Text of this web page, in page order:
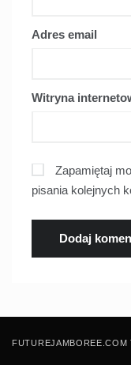
Adres email
Witryna
Zapamiętaj
pisania kolejnych
FUTUREJAMBOREE.COM